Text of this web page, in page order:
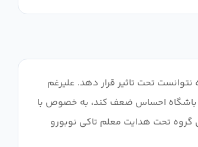
تحت تاثیر قرار دهد. علیرغم
باشگاه احساس ضعف کند، به خصوص با
گروه تحت هدایت معلم تاکی نوبورو